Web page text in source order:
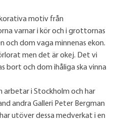
motiv från
varnar i kör och i grottornas
dom vaga minnenas ekon.
men det är okej. Det vi
bort och dom ihåliga ska vinna
arbetar i Stockholm och har
andra Galleri Peter Bergman
utöver dessa medverkat i en